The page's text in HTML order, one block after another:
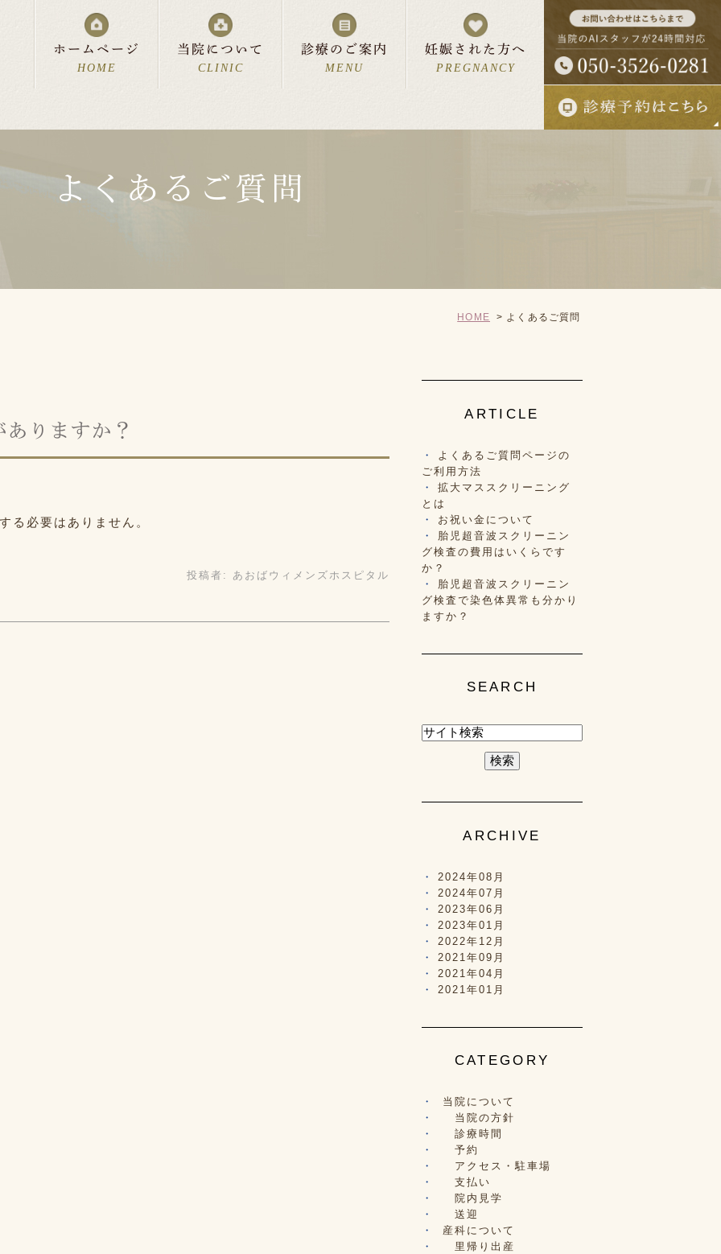
ホームページ
HOME
当院について
CLINIC
診療時間・アクセス リンク集
診療のご案内
MENU
美容皮膚科 中絶について
妊娠された方へ
PREGNANCY
費用について よくあるご質問
スペシャルサポート
分娩室「cocoon」について
よくあるご質問
HOME よくあるご質問
りますか？
る必要はありません。
投稿者: あおばウィメンズホスピタル
ARTICLE
よくあるご質問ページの
ご利用方法
拡大マススクリーニング
とは
お祝い金について
胎児超音波スクリーニン
グ検査の費用はいくらです
か？
胎児超音波スクリーニン
グ検査で染色体異常も分かり
ますか？
SEARCH
ARCHIVE
2024年08月
2024年07月
2023年06月
2023年01月
2022年12月
2021年09月
2021年04月
2021年01月
CATEGORY
当院について
当院の方針
診療時間
予約
アクセス・駐車場
支払い
院内見学
送迎
産科について
里帰り出産